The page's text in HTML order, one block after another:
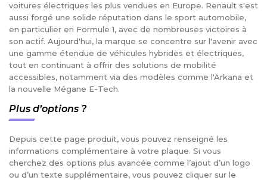
voitures électriques les plus vendues en Europe. Renault s'est
aussi forgé une solide réputation dans le sport automobile,
en particulier en Formule 1, avec de nombreuses victoires à
son actif. Aujourd'hui, la marque se concentre sur l'avenir avec
une gamme étendue de véhicules hybrides et électriques,
tout en continuant à offrir des solutions de mobilité
accessibles, notamment via des modèles comme l'Arkana et
la nouvelle Mégane E-Tech.
Plus d’options ?
Depuis cette page produit, vous pouvez renseigné les
informations complémentaire à votre plaque. Si vous
cherchez des options plus avancée comme l’ajout d’un logo
ou d’un texte supplémentaire, vous pouvez cliquer sur le